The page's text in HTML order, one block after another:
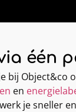
één
bij Object&co
en
je sneller